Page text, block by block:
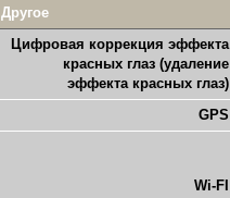
Другое
Цифровая коррекция эффекта
красных глаз (удаление
эффекта красных глаз)
GPS
Wi-FI